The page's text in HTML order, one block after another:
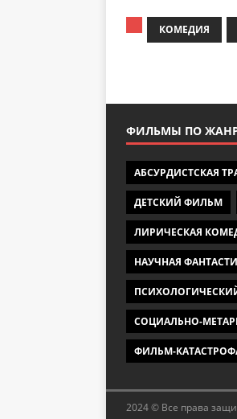
КОМЕДИЯ
ФИЛЬМЫ ПО
АБСУРДИСТСКАЯ
ДЕТСКИЙ ФИЛЬМ
ЛИРИЧЕСКАЯ
НАУЧНАЯ
СОЦИАЛЬНО-
ФИЛЬМ-
2024 © Все права